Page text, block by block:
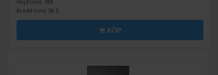
Höjd (cm): 186
Bredd (cm): 59.5
KÖP